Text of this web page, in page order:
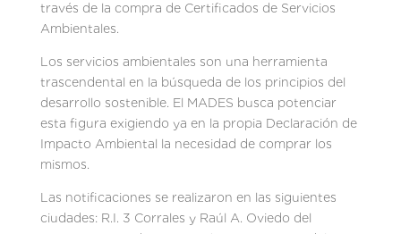
través de la compra de Certificados de Servicios
Ambientales.
Los servicios ambientales son una herramienta
trascendental en la búsqueda de los principios del
desarrollo sostenible. El MADES busca potenciar
esta figura exigiendo ya en la propia Declaración de
Impacto Ambiental la necesidad de comprar los
mismos.
Las notificaciones se realizaron en las siguientes
ciudades: R.I. 3 Corrales y Raúl A. Oviedo del